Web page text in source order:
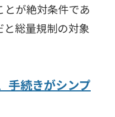
が絶対条件であ
と総量規制の対象
手続きがシンプ